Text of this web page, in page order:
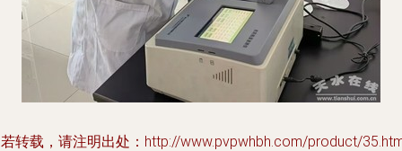
转载，请注明出处：http://www.pvpwhbh.com/product/